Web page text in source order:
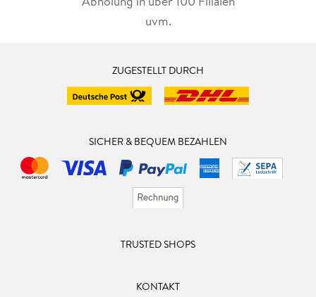
uvm.
ZUGESTELLT DURCH
SICHER & BEQUEM BEZAHLEN
TRUSTED SHOPS
KONTAKT